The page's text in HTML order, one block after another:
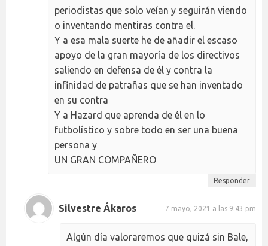
periodistas que solo veían y seguirán viendo
o inventando mentiras contra el.
Y a esa mala suerte he de añadir el escaso
apoyo de la gran mayoría de los directivos
saliendo en defensa de él y contra la
infinidad de patrañas que se han inventado
en su contra
Y a Hazard que aprenda de él en lo
futbolístico y sobre todo en ser una buena
persona y
UN GRAN COMPAÑERO
Responder
Silvestre Ákaros 7 mayo, 2021 a las 9:43 pm
Algún día valoraremos que quizá sin Bale,